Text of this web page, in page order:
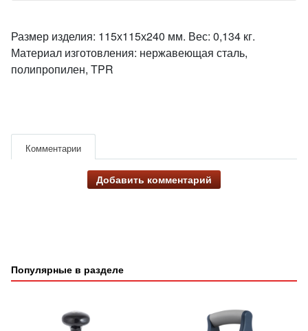
Размер изделия: 115х115х240 мм. Вес: 0,134 кг.
Материал изготовления: нержавеющая сталь,
полипропилен, TPR
Комментарии
Добавить комментарий
Популярные в разделе